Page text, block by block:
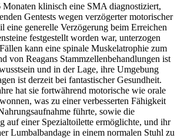
Monaten klinisch eine SMA diagnostiziert,
Gentests wegen verzögerter motorischer
eine generelle Verzögerung beim Erreichen
festgestellt worden war, unterzogen
kann eine spinale Muskelatrophie zum
von Reagans Stammzellenbehandlungen ist
und in der Lage, ihre Umgebung
ist derzeit bei fantastischer Gesundheit.
hat sie fortwährend motorische wie orale
was zu einer verbesserten Fähigkeit
führte, sowie die
auf einer Spezialtoilette ermöglichte, und ihr
Lumbalbandage in einem normalen Stuhl zu